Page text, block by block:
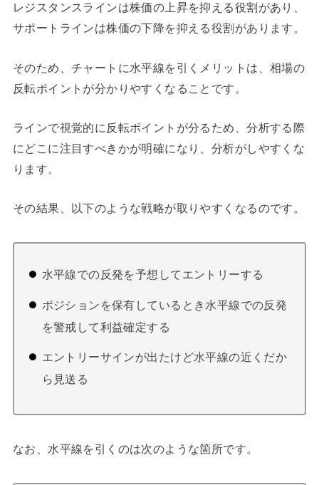
レジスタンスラインは株価の上昇を抑える役割があり、
サポートラインは株価の下降を抑える役割があります。
そのため、チャートに水平線を引くメリットは、相場の
反転ポイントが分かりやすくなることです。
ラインで視覚的に反転ポイントが分るため、分析する際
にどこに注目すべきかが明確になり、分析がしやすくな
ります。
その結果、以下のような戦略が取りやすくなるのです。
水平線での反発を予想してエントリーする
ポジションを保有しているとき水平線での反発
を警戒して利益確定する
エントリーサインが出たけど水平線の近くだか
ら見送る
なお、水平線を引くのは次のような箇所です。